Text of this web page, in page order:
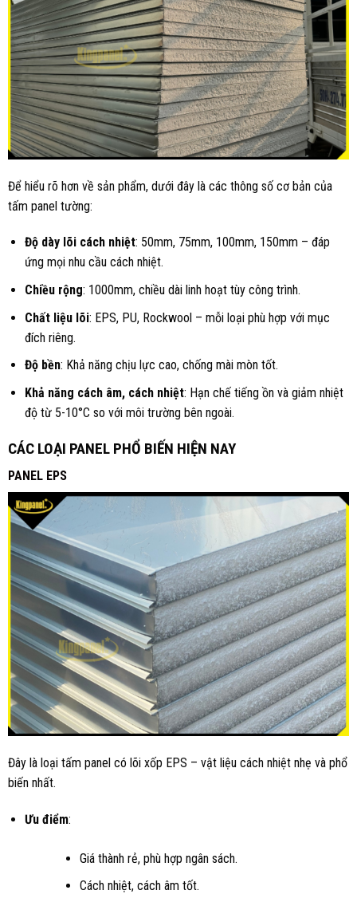
Để hiểu rõ hơn về sản phẩm, dưới đây là các thông số cơ bản của
tấm panel tường:
Độ dày lõi cách nhiệt: 50mm, 75mm, 100mm, 150mm – đáp
ứng mọi nhu cầu cách nhiệt.
Chiều rộng: 1000mm, chiều dài linh hoạt tùy công trình.
Chất liệu lõi: EPS, PU, Rockwool – mỗi loại phù hợp với mục
đích riêng.
Độ bền: Khả năng chịu lực cao, chống mài mòn tốt.
Khả năng cách âm, cách nhiệt: Hạn chế tiếng ồn và giảm nhiệt
độ từ 5-10°C so với môi trường bên ngoài.
CÁC LOẠI PANEL PHỔ BIẾN HIỆN NAY
PANEL EPS
Đây là loại tấm panel có lõi xốp EPS – vật liệu cách nhiệt nhẹ và phổ
biến nhất.
Ưu điểm:
Giá thành rẻ, phù hợp ngân sách.
Cách nhiệt, cách âm tốt.